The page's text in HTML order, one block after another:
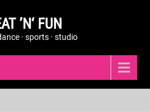
’N‘ FUN
· sports · studio